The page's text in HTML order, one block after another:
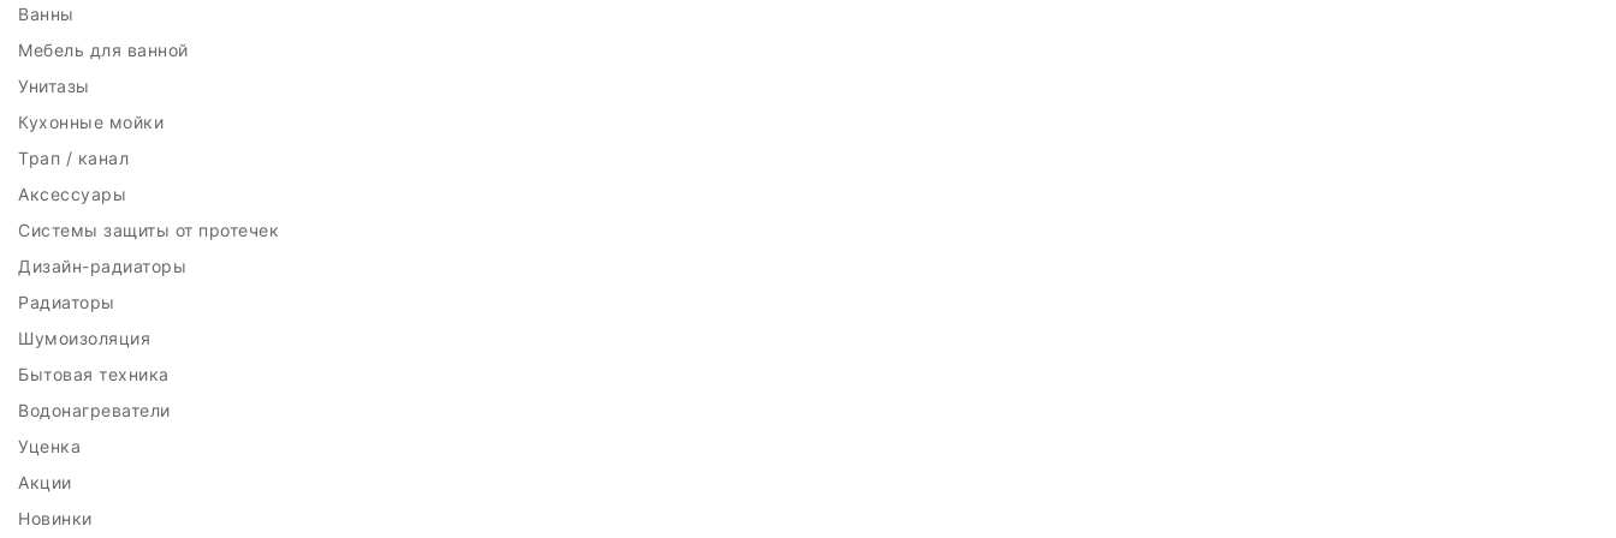
Ванны
Мебель для ванной
Унитазы
Кухонные мойки
Трап / канал
Аксессуары
Системы защиты от протечек
Дизайн-радиаторы
Радиаторы
Шумоизоляция
Бытовая техника
Водонагреватели
Уценка
Акции
Новинки